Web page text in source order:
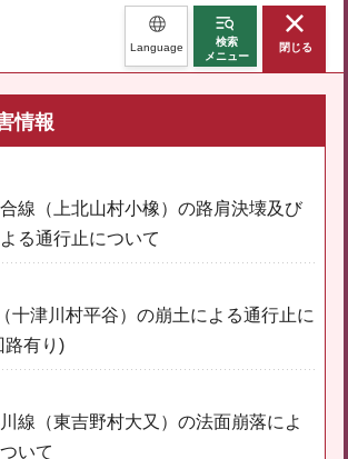
Language
検索
メニュー
閉じる
情報
線（上北山村小橡）の路肩決壊及び
る通行止について
十津川村平谷）の崩土による通行止に
路有り)
線（東吉野村大又）の法面崩落によ
いて